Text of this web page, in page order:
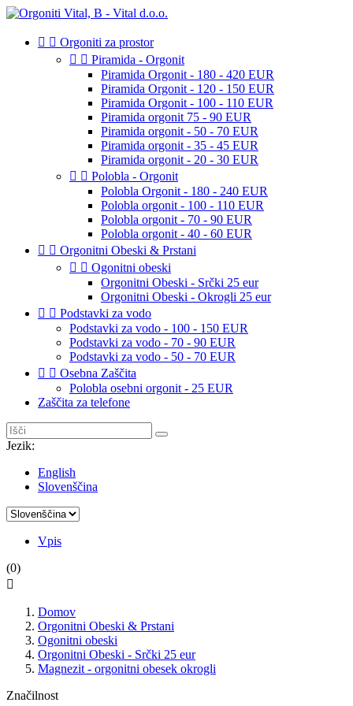
  Orgoniti za prostor
  Piramida - Orgonit
Piramida Orgonit - 180 - 420 EUR
Piramida Orgonit - 120 - 150 EUR
Piramida Orgonit - 100 - 110 EUR
Piramida orgonit 75 - 90 EUR
Piramida orgonit - 50 - 70 EUR
Piramida orgonit - 35 - 45 EUR
Piramida orgonit - 20 - 30 EUR
  Polobla - Orgonit
Polobla Orgonit - 180 - 240 EUR
Polobla orgonit - 100 - 110 EUR
Polobla orgonit - 70 - 90 EUR
Polobla orgonit - 40 - 60 EUR
  Orgonitni Obeski & Prstani
  Ogonitni obeski
Orgonitni Obeski - Srčki 25 eur
Orgonitni Obeski - Okrogli 25 eur
  Podstavki za vodo
Podstavki za vodo - 100 - 150 EUR
Podstavki za vodo - 70 - 90 EUR
Podstavki za vodo - 50 - 70 EUR
  Osebna Zaščita
Polobla osebni orgonit - 25 EUR
Zaščita za telefone
Jezik:
English
Slovenščina
Vpis
(0)

Domov
Orgonitni Obeski & Prstani
Ogonitni obeski
Orgonitni Obeski - Srčki 25 eur
Magnezit - orgonitni obesek okrogli
Značilnost